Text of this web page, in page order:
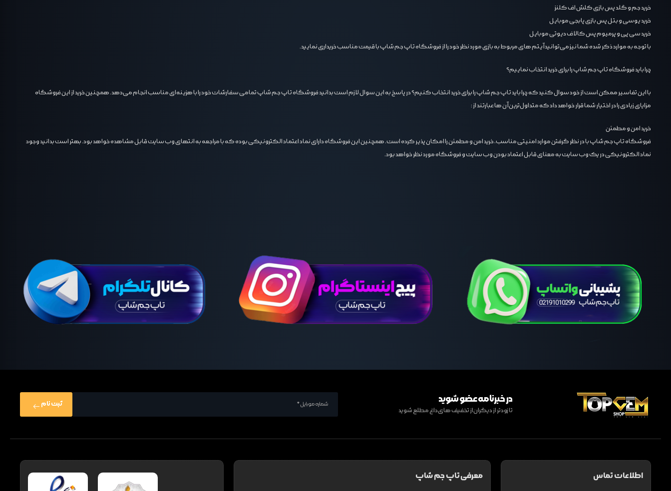
خرید جم و گلد پس بازی کلش اف کلنز
خرید یوسی و بتل پس بازی پابجی موبایل
خرید سی پی و پرمیوم پس کالاف دیوتی موبایل
با توجه به موارد ذکر شده شما نیز می‌توانید آیتم های مربوط به بازی مورد نظر خود را از فروشگاه تاپ جم شاپ با قیمت مناسب خریداری نمایید.
چرا باید فروشگاه تاپ جم شاپ را برای خرید انتخاب نماییم؟
با این تفاسیر ممکن است از خود سوال کنید که چرا باید تاپ جم شاپ را برای خرید انتخاب کنیم؟ در پاسخ به این سوال لازم است بدانید فروشگاه تاپ جم شاپ تمامی سفارشات خود را با هزینه‌ای مناسب انجام می‌دهد. همچنین خرید از این فروشگاه
مزایای زیادی را در اختیار شما قرار خواهد داد که متداول‌ترین آن ها عبارتند از :
خرید امن و مطمئن
فروشگاه تاپ جم شاپ با در نظر گرفتن موارد امنیتی مناسب، خرید امن و مطمئن را امکان پذیر کرده است. همچنین این فروشگاه دارای نماد اعتماد الکترونیکی بوده که با مراجعه به انتهای وب سایت قابل مشاهده خواهد بود. بهتر است بدانید وجود
نماد الکترونیکی در یک وب سایت به معنای قابل اعتماد بودن وب سایت و فروشگاه مورد نظر خواهد بود.
در خبرنامه عضو شوید
تا زودتر از دیگران از تخفیف های داغ مطلع شوید
ثبت نام
اطلاعات تماس معرفی تاپ جم شاپ